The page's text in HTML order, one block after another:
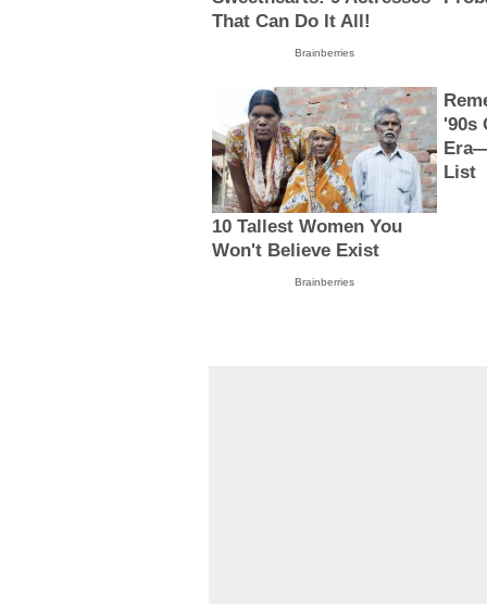
That Can Do It All!
Brainberries
10 Tallest Women You
Won't Believe Exist
Brainberries
'90s
List